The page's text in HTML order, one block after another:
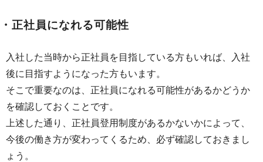
・正社員になれる可能性
入社した当時から正社員を目指している方もいれば、入社
後に目指すようになった方もいます。
そこで重要なのは、正社員になれる可能性があるかどうか
を確認しておくことです。
上述した通り、正社員登用制度があるかないかによって、
今後の働き方が変わってくるため、必ず確認しておきまし
ょう。